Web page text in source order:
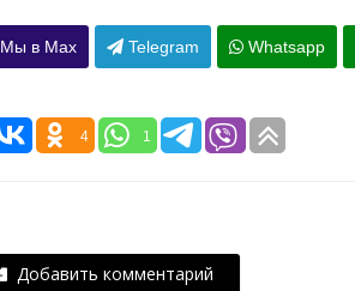
Мы в Max Telegram Whatsapp
4 1
Добавить комментарий